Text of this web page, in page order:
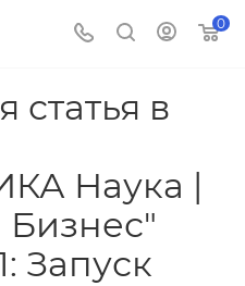
0
в
Наука |
Бизнес"
Запуск